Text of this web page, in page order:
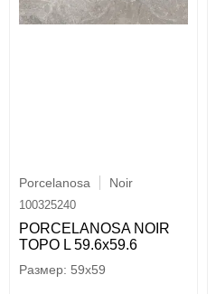
Porcelanosa Noir
100325240
PORCELANOSA NOIR
TOPO L 59.6х59.6
59x59